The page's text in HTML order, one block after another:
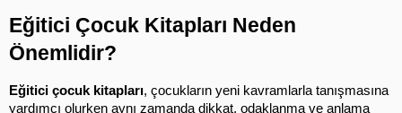
Eğitici Çocuk Kitapları Neden
Önemlidir?
Eğitici çocuk kitapları, çocukların yeni kavramlarla tanışmasına
yardımcı olurken aynı zamanda dikkat, odaklanma ve anlama